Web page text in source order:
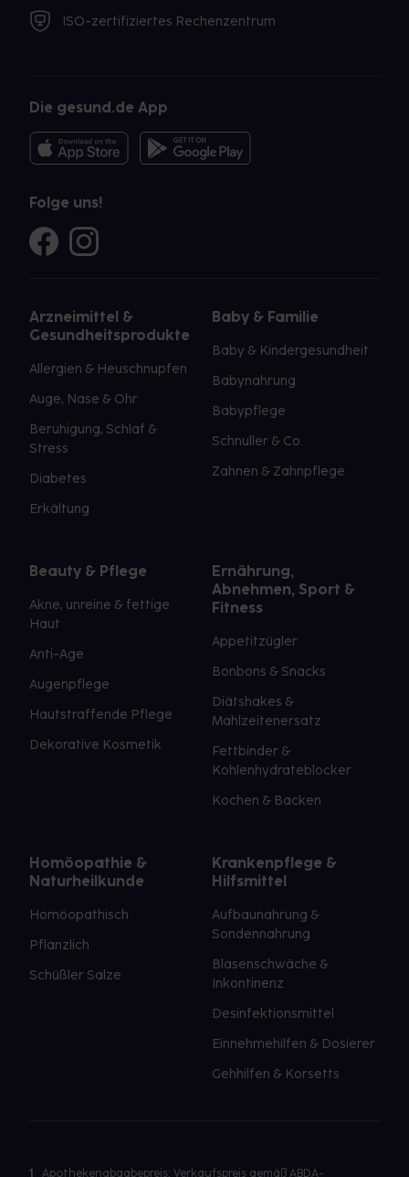
ISO-zertifiziertes Rechenzentrum
Die gesund.de App
Folge uns!
Arzneimittel &
Gesundheitsprodukte
Allergien & Heuschnupfen
Auge, Nase & Ohr
Beruhigung, Schlaf &
Stress
Diabetes
Erkältung
Baby & Familie
Baby & Kindergesundheit
Babynahrung
Babypflege
Schnuller & Co.
Zahnen & Zahnpflege
Beauty & Pflege
Akne, unreine & fettige
Haut
Anti-Age
Augenpflege
Hautstraffende Pflege
Dekorative Kosmetik
Ernährung,
Abnehmen, Sport &
Fitness
Appetitzügler
Bonbons & Snacks
Diätshakes &
Mahlzeitenersatz
Fettbinder &
Kohlenhydrateblocker
Kochen & Backen
Homöopathie &
Naturheilkunde
Homöopathisch
Pflanzlich
Schüßler Salze
Krankenpflege &
Hilfsmittel
Aufbaunahrung &
Sondennahrung
Blasenschwäche &
Inkontinenz
Desinfektionsmittel
Einnehmehilfen & Dosierer
Gehhilfen & Korsetts
1 Apothekenabgabepreis: Verkaufspreis gemäß ABDA-